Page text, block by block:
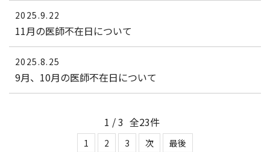
2025.9.22
11月の医師不在日について
2025.8.25
9月、10月の医師不在日について
1 /3 全23件
1 2 3 次 最後